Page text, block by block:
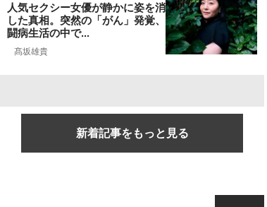
人気セクシー女優が静かに姿を消
した真相。突然の「がん」発覚、
闘病生活の中で...
髙坂雄貴
新着記事をもっと見る